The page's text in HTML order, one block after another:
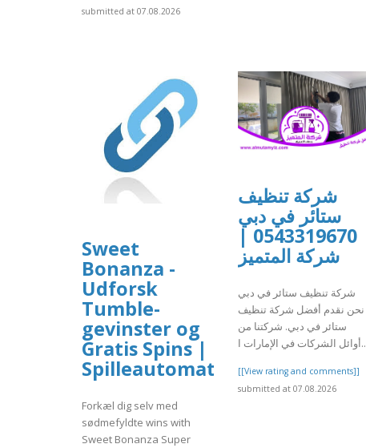
submitted at 07.08.2026
Sweet
Bonanza -
Udforsk
Tumble-
gevinster og
Gratis Spins |
Spilleautomat
Forkæl dig selv med
sødmefyldte wins with
Sweet Bonanza Super
شركة تنظيف
ستائر في دبي
0543319670 |
شركة المتميز
شركة تنظيف ستائر في دبي
نحن نقدم أفضل شركة تنظيف
ستائر في دبي. شركتنا من
أوائل الشركات في الإمارات ا..
[[View rating and comments]]
submitted at 07.08.2026